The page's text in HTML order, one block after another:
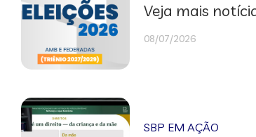
Veja mais
08/07/2026
SBP EM AÇÃO